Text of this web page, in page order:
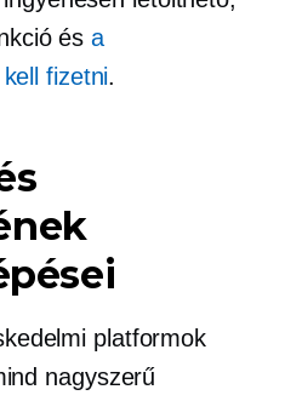
ésa
fizetni.
platformok
nagyszerű